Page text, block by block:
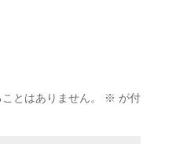
とはありません。 ※ が付